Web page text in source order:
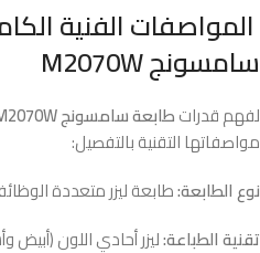
المواصفات الفنية
سامسونج M2070W
لفهم قدراتطابعة سامسونج M2070W
مواصفاتها التقنية بالتفصيل:
نوع الطابعة:طابعة ليزر متعددة
تقنية الطباعة:ليزر أحادي اللون (أبيض